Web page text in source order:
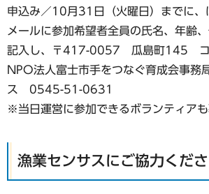
申込み／10月31日（火曜日）までに、
メールに参加希望者全員の氏名、年齢
記入し、〒417-0057 瓜島町145
NPO法人富士市手をつなぐ育成会事
ス 0545-51-0631
※当日運営に参加できるボランティアも
漁業センサスにご協力くだ